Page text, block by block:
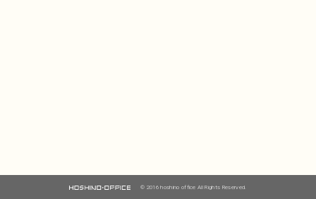
© 2016 hoshino office All Rights Reserved.